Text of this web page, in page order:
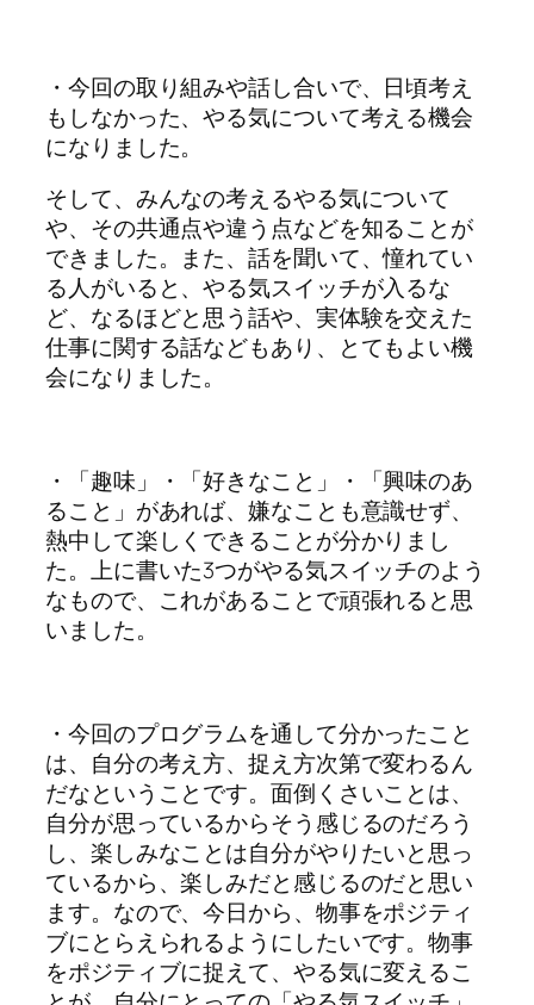
・今回の取り組みや話し合いで、日頃考え
もしなかった、やる気について考える機会
になりました。
そして、みんなの考えるやる気について
や、その共通点や違う点などを知ることが
できました。また、話を聞いて、憧れてい
る人がいると、やる気スイッチが入るな
ど、なるほどと思う話や、実体験を交えた
仕事に関する話などもあり、とてもよい機
会になりました。
・「趣味」・「好きなこと」・「興味のあ
ること」があれば、嫌なことも意識せず、
熱中して楽しくできることが分かりまし
た。上に書いた3つがやる気スイッチのよう
なもので、これがあることで頑張れると思
いました。
・今回のプログラムを通して分かったこと
は、自分の考え方、捉え方次第で変わるん
だなということです。面倒くさいことは、
自分が思っているからそう感じるのだろう
し、楽しみなことは自分がやりたいと思っ
ているから、楽しみだと感じるのだと思い
ます。なので、今日から、物事をポジティ
ブにとらえられるようにしたいです。物事
をポジティブに捉えて、やる気に変えるこ